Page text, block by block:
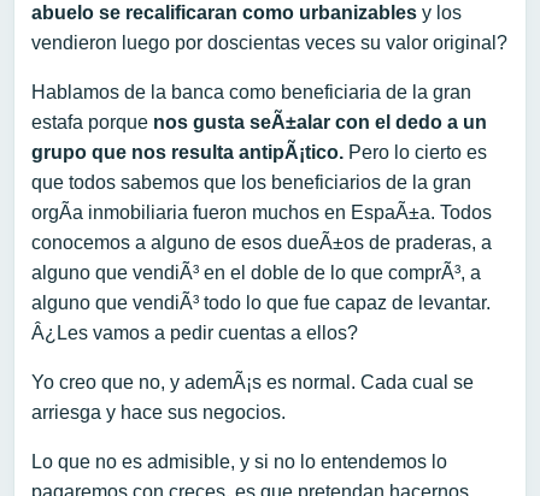
abuelo se recalificaran como urbanizables y los
vendieron luego por doscientas veces su valor original?
Hablamos de la banca como beneficiaria de la gran
estafa porque nos gusta seÃ±alar con el dedo a un
grupo que nos resulta antipÃ¡tico. Pero lo cierto es
que todos sabemos que los beneficiarios de la gran
orgÃ­a inmobiliaria fueron muchos en EspaÃ±a. Todos
conocemos a alguno de esos dueÃ±os de praderas, a
alguno que vendiÃ³ en el doble de lo que comprÃ³, a
alguno que vendiÃ³ todo lo que fue capaz de levantar.
Â¿Les vamos a pedir cuentas a ellos?
Yo creo que no, y ademÃ¡s es normal. Cada cual se
arriesga y hace sus negocios.
Lo que no es admisible, y si no lo entendemos lo
pagaremos con creces, es que pretendan hacernos